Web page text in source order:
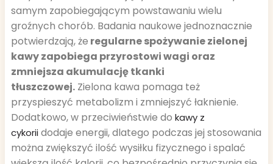
samym zapobiegającym powstawaniu wielu
groźnych chorób. Badania naukowe jednoznacznie
potwierdzają, że regularne spożywanie zielonej
kawy zapobiega przyrostowi wagi oraz
zmniejsza akumulację tkanki
tłuszczowej. Zielona kawa pomaga też
przyspieszyć metabolizm i zmniejszyć łaknienie.
Dodatkowo, w przeciwieństwie do kawy z
cykoriidodaje energii, dlatego podczas jej stosowania
można zwiększyć ilość wysiłku fizycznego i spalać